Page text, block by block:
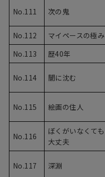
No.111 次の鬼
No.112
マイペースの極み
No.113
歴40年
No.114 闇に沈む
No.115 絵画の住人
No.116
ぼくがいなくても
大丈夫
No.117 深淵